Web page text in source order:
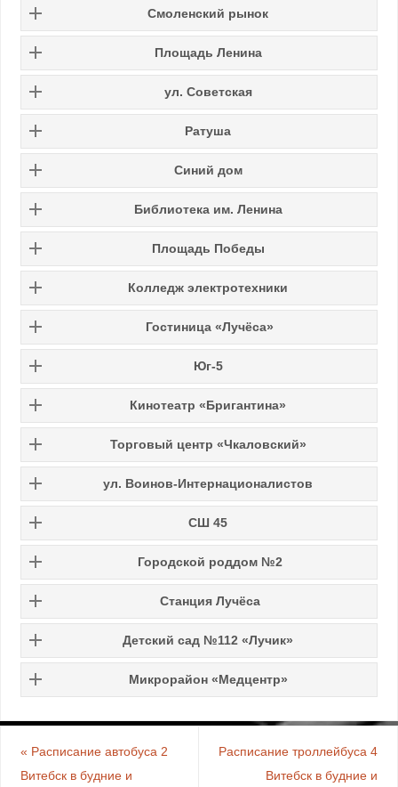
Смоленский рынок
Площадь Ленина
ул. Советская
Ратуша
Синий дом
Библиотека им. Ленина
Площадь Победы
Колледж электротехники
Гостиница «Лучёса»
Юг-5
Кинотеатр «Бригантина»
Торговый центр «Чкаловский»
ул. Воинов-Интернационалистов
СШ 45
Городской роддом №2
Станция Лучёса
Детский сад №112 «Лучик»
Микрорайон «Медцентр»
« Расписание автобуса 2
Витебск в будние и
Расписание троллейбуса 4
Витебск в будние и